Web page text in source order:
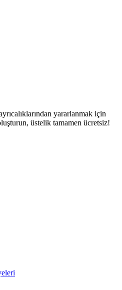
yararlanmak için
üstelik tamamen ücretsiz!